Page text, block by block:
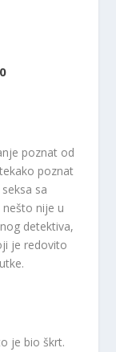
poznat od
poznat
sa
nešto nije u
detektiva,
je redovito
je bio škrt.